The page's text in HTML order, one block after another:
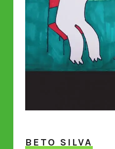
BETO SILVA